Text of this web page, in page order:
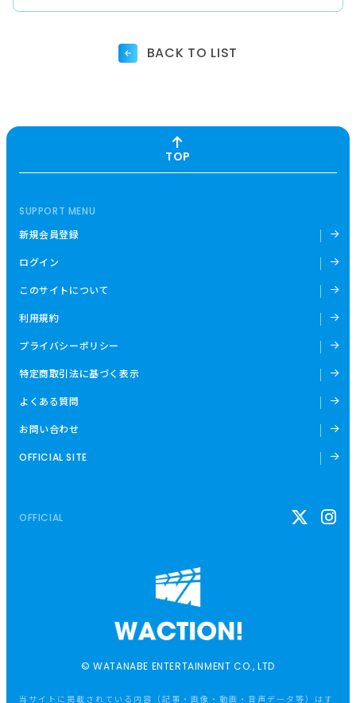
BACK TO LIST
TOP
© WATANABE ENTERTAINMENT CO., LTD
SUPPORT MENU
新規会員登録
ログイン
このサイトについて
利用規約
プライバシーポリシー
特定商取引法に基づく表示
よくある質問
お問い合わせ
OFFICIAL SITE
OFFICIAL
当サイトに掲載されている内容（記事・画像・動画・音声データ等）はす